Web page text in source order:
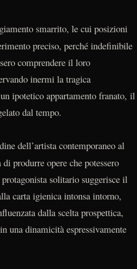
smarrito, le cui posizioni
preciso, perché indefinibile
comprendere il loro
inermi la tragica
ipotetico appartamento franato, il
dal tempo.
dell’artista contemporaneo al
produrre opere che potessero
solitario suggerisce il
carta igienica intonsa intorno,
dalla scelta prospettica,
una dinamicità espressivamente